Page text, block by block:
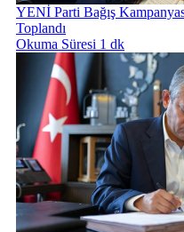
YENİ Parti Bağış
Toplandı
Okuma Süresi 1 dk